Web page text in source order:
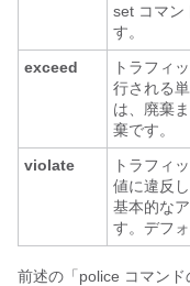
set コマン
す。
exceed
トラフィ
行される
は、廃棄
棄です。
violate
トラフィ
値に違反
基本的な
す。デフ
前述の「police コマン